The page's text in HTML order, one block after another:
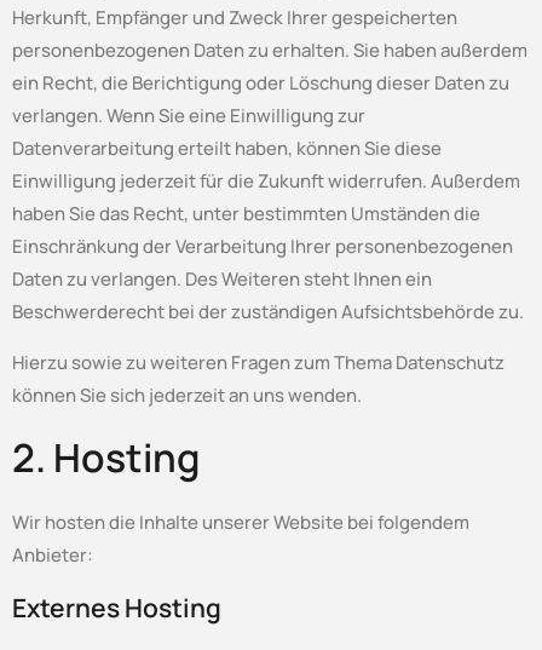
Herkunft, Empfänger und Zweck Ihrer gespeicherten
personenbezogenen Daten zu erhalten. Sie haben außerdem
ein Recht, die Berichtigung oder Löschung dieser Daten zu
verlangen. Wenn Sie eine Einwilligung zur
Datenverarbeitung erteilt haben, können Sie diese
Einwilligung jederzeit für die Zukunft widerrufen. Außerdem
haben Sie das Recht, unter bestimmten Umständen die
Einschränkung der Verarbeitung Ihrer personenbezogenen
Daten zu verlangen. Des Weiteren steht Ihnen ein
Beschwerderecht bei der zuständigen Aufsichtsbehörde zu.
Hierzu sowie zu weiteren Fragen zum Thema Datenschutz
können Sie sich jederzeit an uns wenden.
2. Hosting
Wir hosten die Inhalte unserer Website bei folgendem
Anbieter:
Externes Hosting